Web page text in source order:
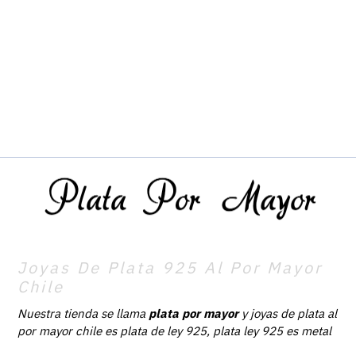
Joyas De Plata 925 Al Por Mayor
Chile
Nuestra tienda se llama plata por mayory joyas de plata al
por mayor chile es plata de ley 925, plata ley 925 es metal